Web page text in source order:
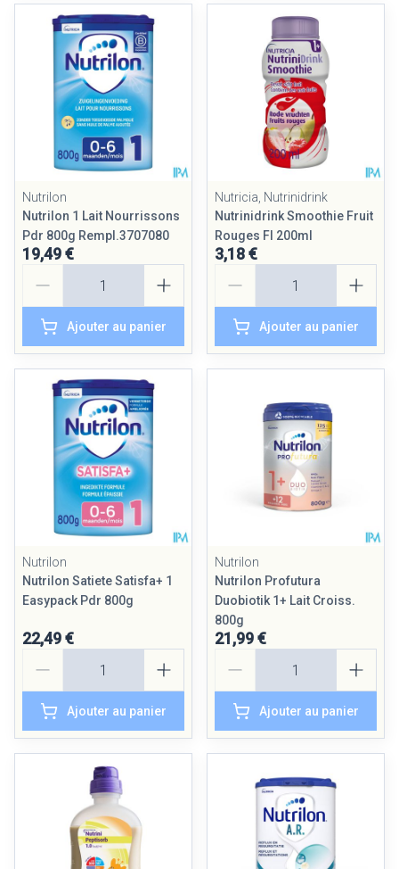
Nutrilon
Nutrilon 1 Lait Nourrissons
Pdr 800g Rempl.3707080
19,49 €
Ajouter au panier
Nutricia, Nutrinidrink
Nutrinidrink Smoothie Fruit
Rouges Fl 200ml
3,18 €
Ajouter au panier
Nutrilon
Nutrilon Satiete Satisfa+ 1
Easypack Pdr 800g
22,49 €
Ajouter au panier
Nutrilon
Nutrilon Profutura
Duobiotik 1+ Lait Croiss.
800g
21,99 €
Ajouter au panier